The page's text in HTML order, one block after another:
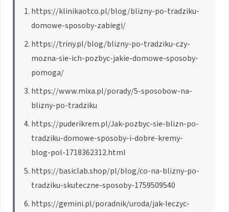
https://klinikaotco.pl/blog/blizny-po-tradziku-
domowe-sposoby-zabiegi/
https://triny.pl/blog/blizny-po-tradziku-czy-
mozna-sie-ich-pozbyc-jakie-domowe-sposoby-
pomoga/
https://www.mixa.pl/porady/5-sposobow-na-
blizny-po-tradziku
https://puderikrem.pl/Jak-pozbyc-sie-blizn-po-
tradziku-domowe-sposoby-i-dobre-kremy-
blog-pol-1718362312.html
https://basiclab.shop/pl/blog/co-na-blizny-po-
tradziku-skuteczne-sposoby-1759509540
https://gemini.pl/poradnik/uroda/jak-leczyc-